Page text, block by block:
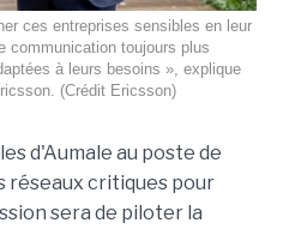
ces entreprises sensibles en leur
communication toujours plus
à leurs besoins », explique
(Crédit Ericsson)
d'Aumale au poste de
réseaux critiques pour
sera de piloter la